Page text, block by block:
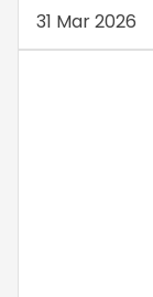
31 Mar 2026